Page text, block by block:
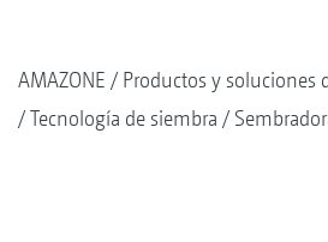
AMAZONE
Productos y soluciones
Tecnología de siembra